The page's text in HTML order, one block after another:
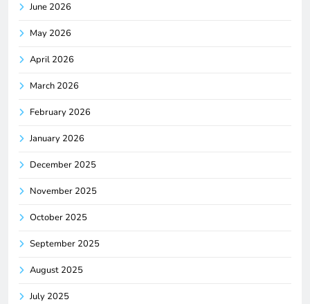
June 2026
May 2026
April 2026
March 2026
February 2026
January 2026
December 2025
November 2025
October 2025
September 2025
August 2025
July 2025